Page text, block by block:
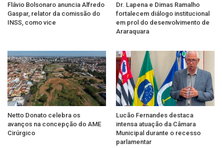
Flávio Bolsonaro anuncia Alfredo
Gaspar, relator da comissão do
INSS, como vice
Dr. Lapena e Dimas Ramalho
fortalecem diálogo institucional
em prol do desenvolvimento de
Araraquara
Netto Donato celebra os
avanços na concepção do AME
Cirúrgico
Lucão Fernandes destaca
intensa atuação da Câmara
Municipal durante o recesso
parlamentar